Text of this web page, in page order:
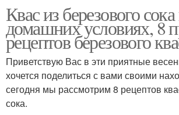
Квас из березового
домашних условиях, 8
рецептов березового
Приветствую Вас в эти приятные
хочется поделиться с вами своими
сегодня мы рассмотрим 8 рецептов
сока.